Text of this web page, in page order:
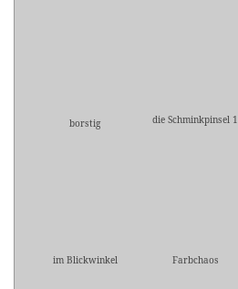
borstig die Schminkpinsel 1
im Blickwinkel Farbchaos